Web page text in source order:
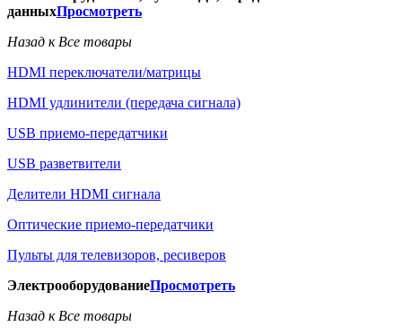
данныхПросмотреть
Назад к Все товары
HDMI переключатели/матрицы
HDMI удлинители (передача сигнала)
USB приемо-передатчики
USB разветвители
Делители HDMI сигнала
Оптические приемо-передатчики
Пульты для телевизоров, ресиверов
ЭлектрооборудованиеПросмотреть
Назад к Все товары